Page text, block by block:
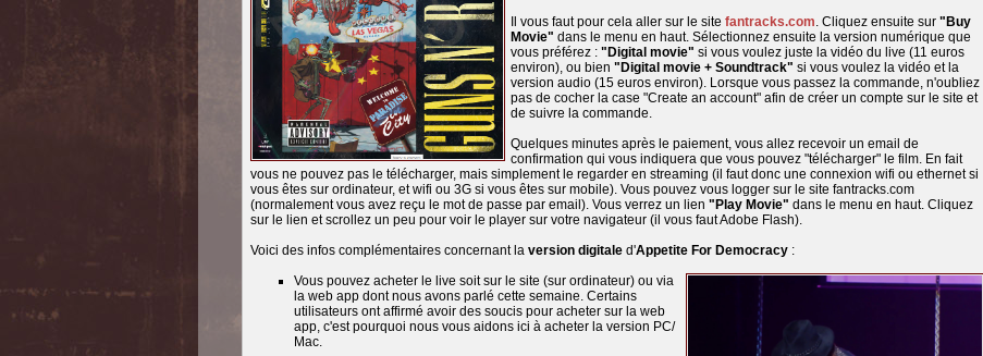
Il vous faut pour cela aller sur le site fantracks.com. Cliquez ensuite sur "Buy
Movie" dans le menu en haut. Sélectionnez ensuite la version numérique que
vous préférez : "Digital movie" si vous voulez juste la vidéo du live (11 euros
environ), ou bien "Digital movie + Soundtrack" si vous voulez la vidéo et la
version audio (15 euros environ). Lorsque vous passez la commande, n'oubliez
pas de cocher la case "Create an account" afin de créer un compte sur le site et
de suivre la commande.
Quelques minutes après le paiement, vous allez recevoir un email de
confirmation qui vous indiquera que vous pouvez "télécharger" le film. En fait
vous ne pouvez pas le télécharger, mais simplement le regarder en streaming (il faut donc une connexion wifi ou ethernet si
vous êtes sur ordinateur, et wifi ou 3G si vous êtes sur mobile). Vous pouvez vous logger sur le site fantracks.com
(normalement vous avez reçu le mot de passe par email). Vous verrez un lien "Play Movie" dans le menu en haut. Cliquez
sur le lien et scrollez un peu pour voir le player sur votre navigateur (il vous faut Adobe Flash).
Voici des infos complémentaires concernant la version digitale d'Appetite For Democracy :
Vous pouvez acheter le live soit sur le site (sur ordinateur) ou via
la web app dont nous avons parlé cette semaine. Certains
utilisateurs ont affirmé avoir des soucis pour acheter sur la web
app, c'est pourquoi nous vous aidons ici à acheter la version PC/
Mac.